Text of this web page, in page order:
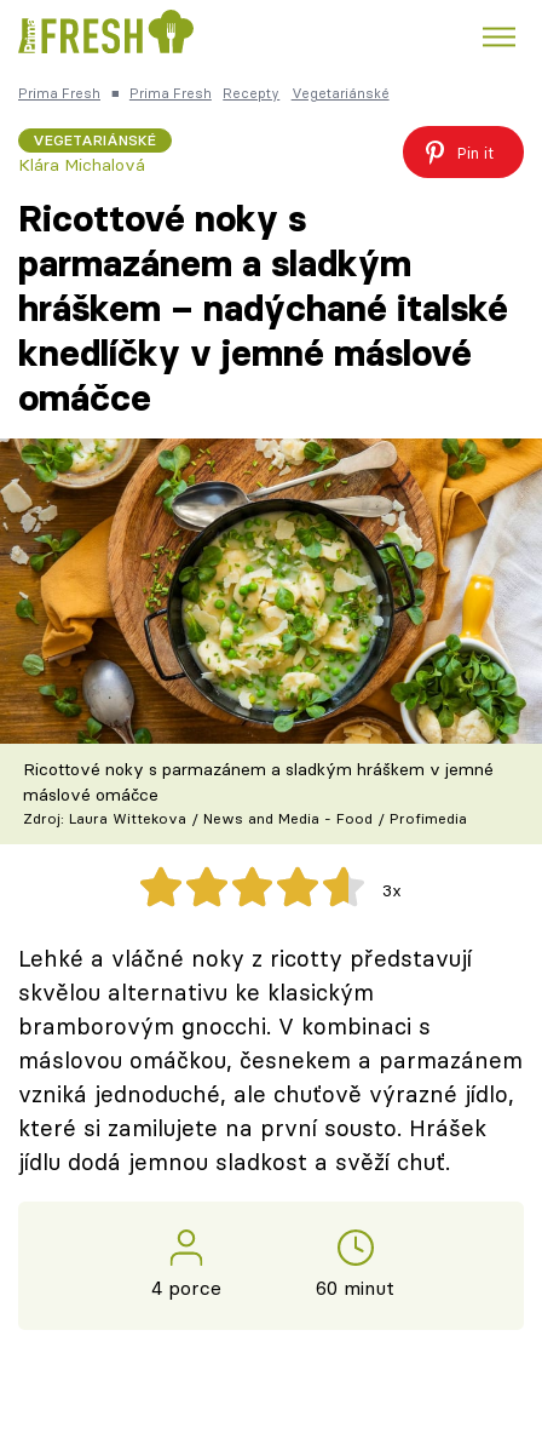
Česká kuchyně
Témata
Recepty
Články
TV Program
Škola vaření
Recepty z TV
Speciál: Cuketa
Těhotnej kuchař
Sledujte prima+
Přihlášení
Sledujte nás
Prima Fresh ■ Prima Fresh Recepty Vegetariánské
VEGETARIÁNSKÉ
Klára Michalová
Pin it
Ricottové noky s
parmazánem a sladkým
hráškem – nadýchané italské
knedlíčky v jemné máslové
omáčce
Ricottové noky s parmazánem a sladkým hráškem v jemné
máslové omáčce
Zdroj: Laura Wittekova / News and Media - Food / Profimedia
3x
Lehké a vláčné noky z ricotty představují
skvělou alternativu ke klasickým
bramborovým gnocchi. V kombinaci s
máslovou omáčkou, česnekem a parmazánem
vzniká jednoduché, ale chuťově výrazné jídlo,
které si zamilujete na první sousto. Hrášek
jídlu dodá jemnou sladkost a svěží chuť.
4 porce 60 minut